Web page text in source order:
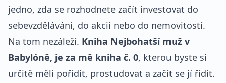
jedno, zda se rozhodnete začít investovat do
sebevzdělávání, do akcií nebo do nemovitostí.
Na tom nezáleží. Kniha Nejbohatší muž v
Babylóně, je za mě kniha č. 0, kterou byste si
určitě měli pořídit, prostudovat a začít se jí řídit.